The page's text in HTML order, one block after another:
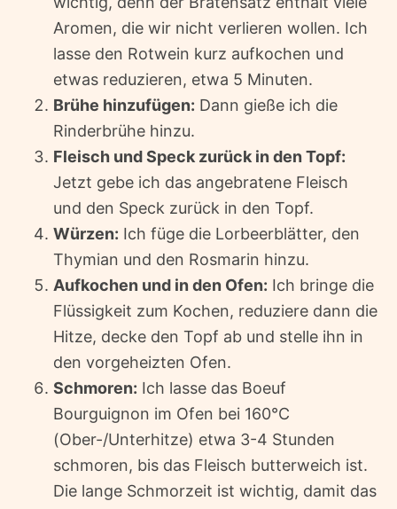
Aromen, die wir nicht verlieren wollen. Ich
lasse den Rotwein kurz aufkochen und
etwas reduzieren, etwa 5 Minuten.
Brühe hinzufügen: Dann gieße ich die
Rinderbrühe hinzu.
Fleisch und Speck zurück in den Topf:
Jetzt gebe ich das angebratene Fleisch
und den Speck zurück in den Topf.
Würzen: Ich füge die Lorbeerblätter, den
Thymian und den Rosmarin hinzu.
Aufkochen und in den Ofen: Ich bringe die
Flüssigkeit zum Kochen, reduziere dann die
Hitze, decke den Topf ab und stelle ihn in
den vorgeheizten Ofen.
Schmoren: Ich lasse das Boeuf
Bourguignon im Ofen bei 160°C
(Ober-/Unterhitze) etwa 3-4 Stunden
schmoren, bis das Fleisch butterweich ist.
Die lange Schmorzeit ist wichtig, damit das